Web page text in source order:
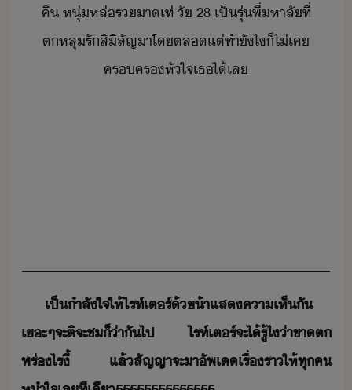
คิ​ ​หุ่​หล่​ร​า​เท่​ ​ั​ ​28​ ​เป็​รุ่พี่​หาลั​ที่​
ตหลุรั​สิิลัญ​าโตล​แต่​ทำ​ัไ​็​ไ่เค​
ครคร​หัใจ​เธ​ไ้​เล
_________________________________________________
​เป็ำลั​ใจ​ให้​ไรท์​เตร์​้​​้า​แส​คาเห็​ั​
เะ​ๆ​จะ​ติ​จะ​ช​็​่า​ั​ไป​ ​ไรท์​เตร์​จะ​ไ้​รู้​ไ​่า​ขา​ต​
พร่​ไร​ี้​ ​แล้​สัญญา​จะ​า​ัพ​เ​เรื่รา​ให้​ทุค​